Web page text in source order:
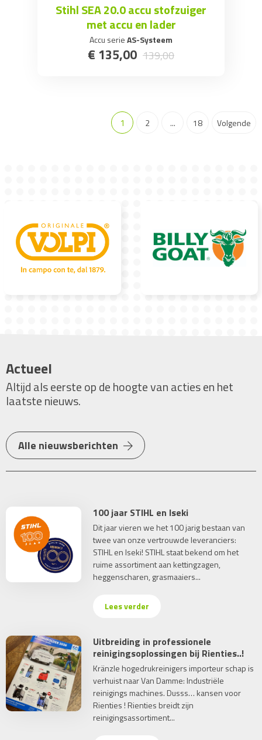
Stihl SEA 20.0 accu stofzuiger
met accu en lader
Accu serieAS-Systeem
€ 135,00 139,00
1 2 ... 18 Volgende
Actueel
Altijd als eerste op de hoogte van acties en het
laatste nieuws.
Alle nieuwsberichten
100 jaar STIHL en Iseki
Dit jaar vieren we het 100 jarig bestaan van
twee van onze vertrouwde leveranciers:
STIHL en Iseki! STIHL staat bekend om het
ruime assortiment aan kettingzagen,
heggenscharen, grasmaaiers...
Lees verder
Uitbreiding in professionele
reinigingsoplossingen bij Rienties..!
Kränzle hogedrukreinigers importeur schap is
verhuist naar Van Damme: Industriële
reinigings machines. Dusss… kansen voor
Rienties ! Rienties breidt zijn
reinigingsassortiment...